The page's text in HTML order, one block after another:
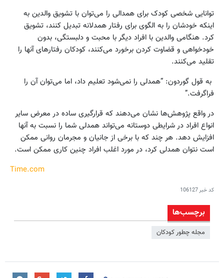
توانایی شخصی کودک برای همدالی را می‌توان با تشویق والدین به
اینکه خودشان را به الگوی برای رفتار همدلانه تبدیل کنند، تشویق
کرد. هنگامی والدین با افراد دیگر با محبت و دلبستگی، بدون
خودخواهی و قضاوت کردن برخورد می‌کنند، کودکان رفتارهای آنها را
تقلید می‌کنند.
به قول گوردون: “همدلی را نمی‌شود تعلیم داد، اما می‌توان آن را
فراگرفت.”
در واقع پژوهش‌ها نشان می‌دهند که قرارگیری ساده در معرض سایر
انواع افراد در شرایطی دوستانه می‌تواند همدلی شما را نسبت به آنها
افزایش دهد. هر چند که با برخی از جانیان و مجرمان روانی ممکن
است نتوان همدلی کرد، در مورد اغلب افراد چنین کاری ممکن است.
Time.com
کد خبر106127
برچسب‌ها
مجله چطور کودکان